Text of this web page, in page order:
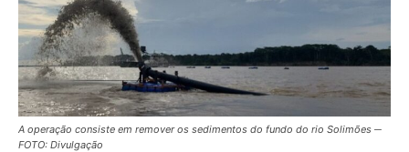
A operação consiste em remover os sedimentos do fundo do rio Solimões ─
FOTO: Divulgação